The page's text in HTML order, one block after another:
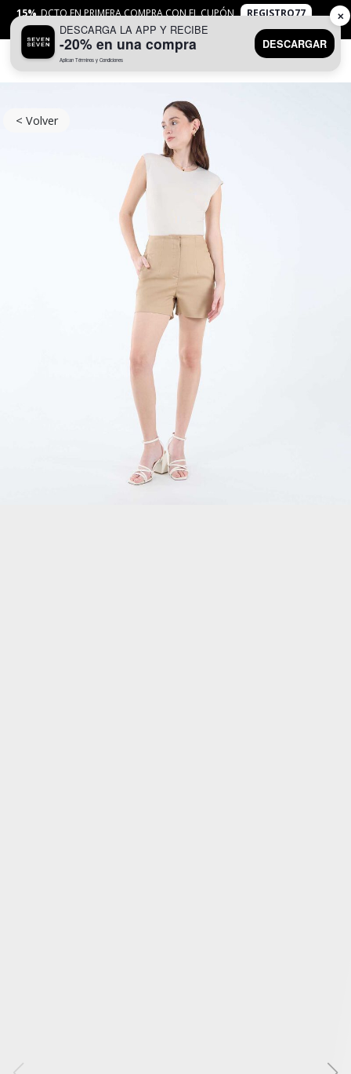
15% DCTO EN PRIMERA COMPRA CON EL CUPÓN
REGISTRO77
APLICANTYC
< Volver
DESCARGA LA APP Y RECIBE
-20% en una compra
Aplican Términos y Condiciones
DESCARGAR
✕